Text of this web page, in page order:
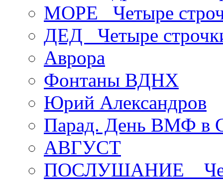
МОРЕ _Четыре
ДЕД _Четыре
Аврора
Фонтаны ВДНХ
Юрий Александров
Парад. День ВМФ в
АВГУСТ
ПОСЛУШАНИЕ _